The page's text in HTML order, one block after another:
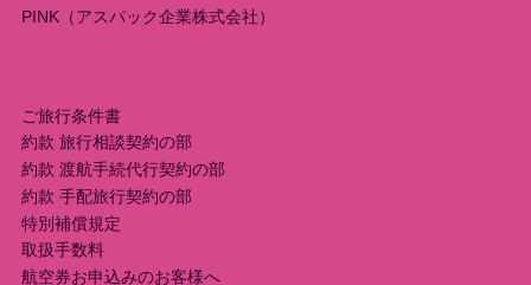
PINK（アスパック企業株式会社）
ご旅行条件書
約款 旅行相談契約の部
約款 渡航手続代行契約の部
約款 手配旅行契約の部
特別補償規定
取扱手数料
航空券お申込みのお客様へ